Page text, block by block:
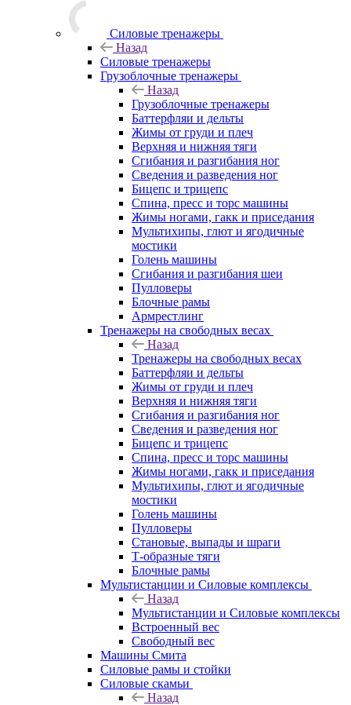
Силовые тренажеры
Назад
Силовые тренажеры
Грузоблочные тренажеры
Назад
Грузоблочные тренажеры
Баттерфляи и дельты
Жимы от груди и плеч
Верхняя и нижняя тяги
Сгибания и разгибания ног
Сведения и разведения ног
Бицепс и трицепс
Спина, пресс и торс машины
Жимы ногами, гакк и приседания
Мультихипы, глют и ягодичные
мостики
Голень машины
Сгибания и разгибания шеи
Пулловеры
Блочные рамы
Армрестлинг
Тренажеры на свободных весах
Назад
Тренажеры на свободных весах
Баттерфляи и дельты
Жимы от груди и плеч
Верхняя и нижняя тяги
Сгибания и разгибания ног
Сведения и разведения ног
Бицепс и трицепс
Спина, пресс и торс машины
Жимы ногами, гакк и приседания
Мультихипы, глют и ягодичные
мостики
Голень машины
Пулловеры
Становые, выпады и шраги
Т-образные тяги
Блочные рамы
Мультистанции и Силовые комплексы
Назад
Мультистанции и Силовые комплексы
Встроенный вес
Свободный вес
Машины Смита
Силовые рамы и стойки
Силовые скамьи
Назад